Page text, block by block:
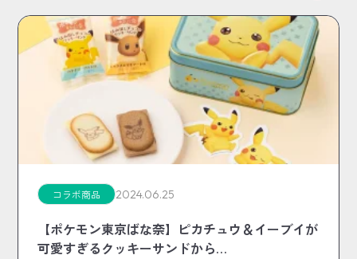
コラボ商品 2024.06.25
【ポケモン東京ばな奈】ピカチュウ＆イーブイが
可愛すぎるクッキーサンドから…